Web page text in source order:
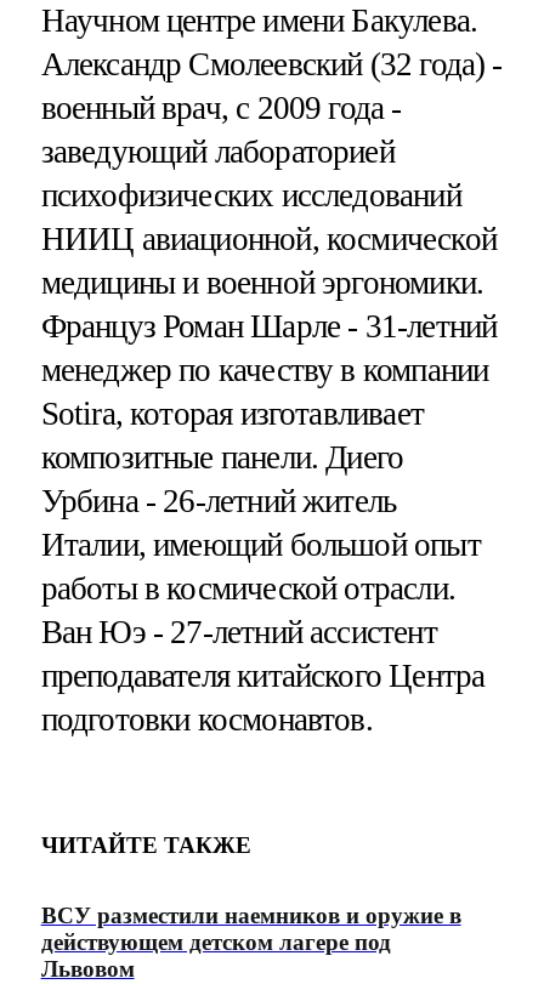
Научном центре имени Бакулева.
Александр Смолеевский (32 года) -
военный врач, с 2009 года -
заведующий лабораторией
психофизических исследований
НИИЦ авиационной, космической
медицины и военной эргономики.
Француз Роман Шарле - 31-летний
менеджер по качеству в компании
Sotira, которая изготавливает
композитные панели. Диего
Урбина - 26-летний житель
Италии, имеющий большой опыт
работы в космической отрасли.
Ван Юэ - 27-летний ассистент
преподавателя китайского Центра
подготовки космонавтов.
ЧИТАЙТЕ ТАКЖЕ
ВСУ разместили наемников и оружие в
действующем детском лагере под
Львовом